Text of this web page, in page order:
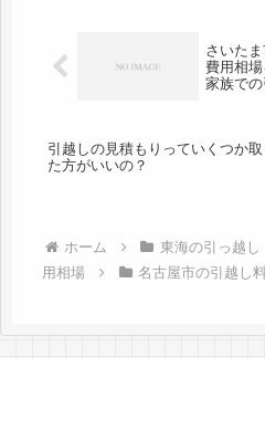
さいた
費用相
家族での
引越しの見積もりっていくつか取
た方がいいの？
ホーム 東海の引っ越し
用相場
名古屋市の引越し